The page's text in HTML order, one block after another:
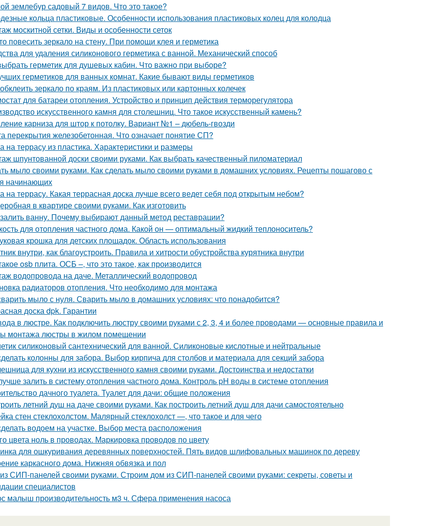
землебур садовый 7 видов. Что это такое?
кольца пластиковые. Особенности использования пластиковых колец для колодца
москитной сетки. Виды и особенности сеток
повесить зеркало на стену. При помощи клея и герметика
для удаления силиконового герметика с ванной. Механический способ
герметик для душевых кабин. Что важно при выборе?
герметиков для ванных комнат. Какие бывают виды герметиков
зеркало по краям. Из пластиковых или картонных колечек
для батареи отопления. Устройство и принцип действия терморегулятора
искусственного камня для столешниц. Что такое искусственный камень?
карниза для штор к потолку. Вариант №1 – дюбель-гвозди
перекрытия железобетонная. Что означает понятие СП?
на террасу из пластика. Характеристики и размеры
шпунтованной доски своими руками. Как выбрать качественный пиломатериал
мыло своими руками. Как сделать мыло своими руками в домашних условиях. Рецепты пошагово с
начинающих
на террасу. Какая террасная доска лучше всего ведет себя под открытым небом?
в квартире своими руками. Как изготовить
ванну. Почему выбирают данный метод реставрации?
для отопления частного дома. Какой он — оптимальный жидкий теплоноситель?
крошка для детских площадок. Область использования
внутри, как благоустроить. Правила и хитрости обустройства курятника внутри
osb плита. ОСБ –, что это такое, как производится
водопровода на даче. Металлический водопровод
радиаторов отопления. Что необходимо для монтажа
мыло с нуля. Сварить мыло в домашних условиях: что понадобится?
доска dpk. Гарантии
в люстре. Как подключить люстру своими руками с 2, 3, 4 и более проводами — основные правила и
монтажа люстры в жилом помещении
силиконовый сантехнический для ванной. Силиконовые кислотные и нейтральные
колонны для забора. Выбор кирпича для столбов и материала для секций забора
для кухни из искусственного камня своими руками. Достоинства и недостатки
залить в систему отопления частного дома. Контроль pH воды в системе отопления
дачного туалета. Туалет для дачи: общие положения
летний душ на даче своими руками. Как построить летний душ для дачи самостоятельно
стен стеклохолстом. Малярный стеклохолст —, что такое и для чего
водоем на участке. Выбор места расположения
цвета ноль в проводах. Маркировка проводов по цвету
для ошкуривания деревянных поверхностей. Пять видов шлифовальных машинок по дереву
каркасного дома. Нижняя обвязка и пол
СИП-панелей своими руками. Строим дом из СИП-панелей своими руками: секреты, советы и
специалистов
малыш производительность м3 ч. Сфера применения насоса